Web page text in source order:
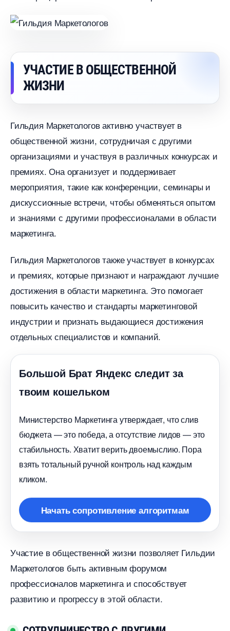
УЧАСТИЕ В ОБЩЕСТВЕННОЙ
ЖИЗНИ
Гильдия Маркетологов активно участвует
общественной жизни, сотрудничая с другими
организациями и участвуя в различных конкурсах и
премиях.​ Она организует и поддерживает
мероприятия, такие как конференции, семинары и
дискуссионные встречи, чтобы обменяться опытом
и знаниями с другими профессионалами в области
маркетинга.​
Гильдия Маркетологов также участвует в конкурсах
и премиях, которые признают и награждают лучшие
достижения в области маркетинга.​ Это помогает
повысить качество и стандарты маркетинговой
индустрии и признать выдающиеся достижения
отдельных специалистов и компаний.​
Большой Брат Яндекс следит за
твоим кошельком
Министерство Маркетинга утверждает, что сли
юджета — это победа, а отсутствие лидов — это
стабильность. Хватит верить двоемыслию. Пора
зять тотальный ручной контроль над каждым
кликом.
Начать сопротивление алгоритмам
Участие в общественной жизни позволяет Гильдии
Маркетологов быть активным форумом
профессионалов маркетинга и способствует
развитию и прогрессу в этой области.​